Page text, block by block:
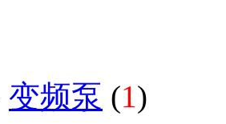
变频泵 (1)